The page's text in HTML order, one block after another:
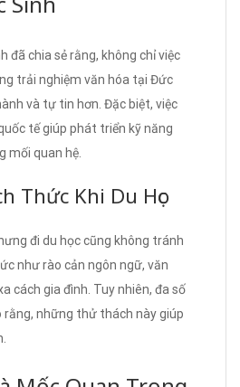
đã chia sẻ rằng, không chỉ việc
trải nghiệm văn hóa tại Đức
và tự tin hơn. Đặc biệt, việc
tế giúp phát triển kỹ năng
mối quan hệ.
Thức Khi Du Học
đi du học cũng không tránh
như rào cản ngôn ngữ, văn
cách gia đình. Tuy nhiên, đa số
rằng, những thử thách này giúp